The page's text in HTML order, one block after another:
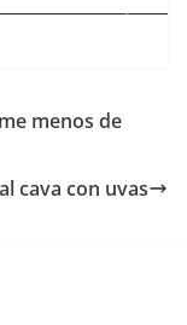
menos de
cava con uvas